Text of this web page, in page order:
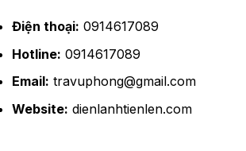
Điện thoại: 0914617089
Hotline: 0914617089
Email: travuphong@gmail.com
Website: dienlanhtienlen.com